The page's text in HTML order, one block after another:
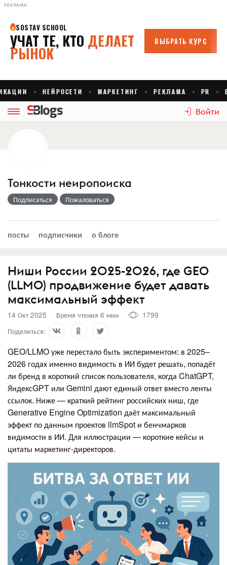
РЕКЛАМА
Войти
Тонкости неиропоиска
Подписаться Пожаловаться
посты подписчики о блоге
Ниши России 2025-2026, где GEO
(LLMO) продвижение будет давать
максимальный эффект
14 Окт 2025 Время чтения 6 мин
1799
Поделиться:
GEO/LLMO уже перестало быть экспериментом: в 2025–
2026 годах именно видимость в ИИ будет решать, попадёт
ли бренд в короткий список пользователя, когда ChatGPT,
ЯндексGPT или Gemini дают единый ответ вместо ленты
ссылок. Ниже — краткий рейтинг российских ниш, где
Generative Engine Optimization даёт максимальный
эффект по данным проектов llmSpot и бенчмарков
видимости в ИИ. Для иллюстрации — короткие кейсы и
цитаты маркетинг-директоров.